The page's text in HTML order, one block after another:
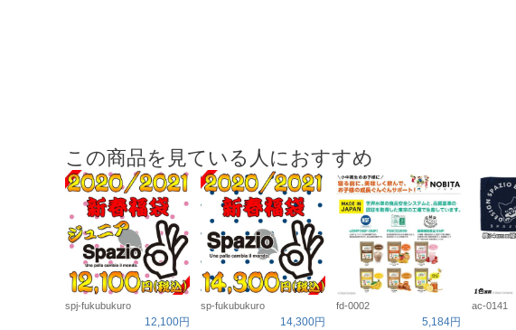
この商品を見ている人におすすめ
spj-fukubukuro
12,100円
sp-fukubukuro
14,300円
fd-0002
5,184円
ac-0141